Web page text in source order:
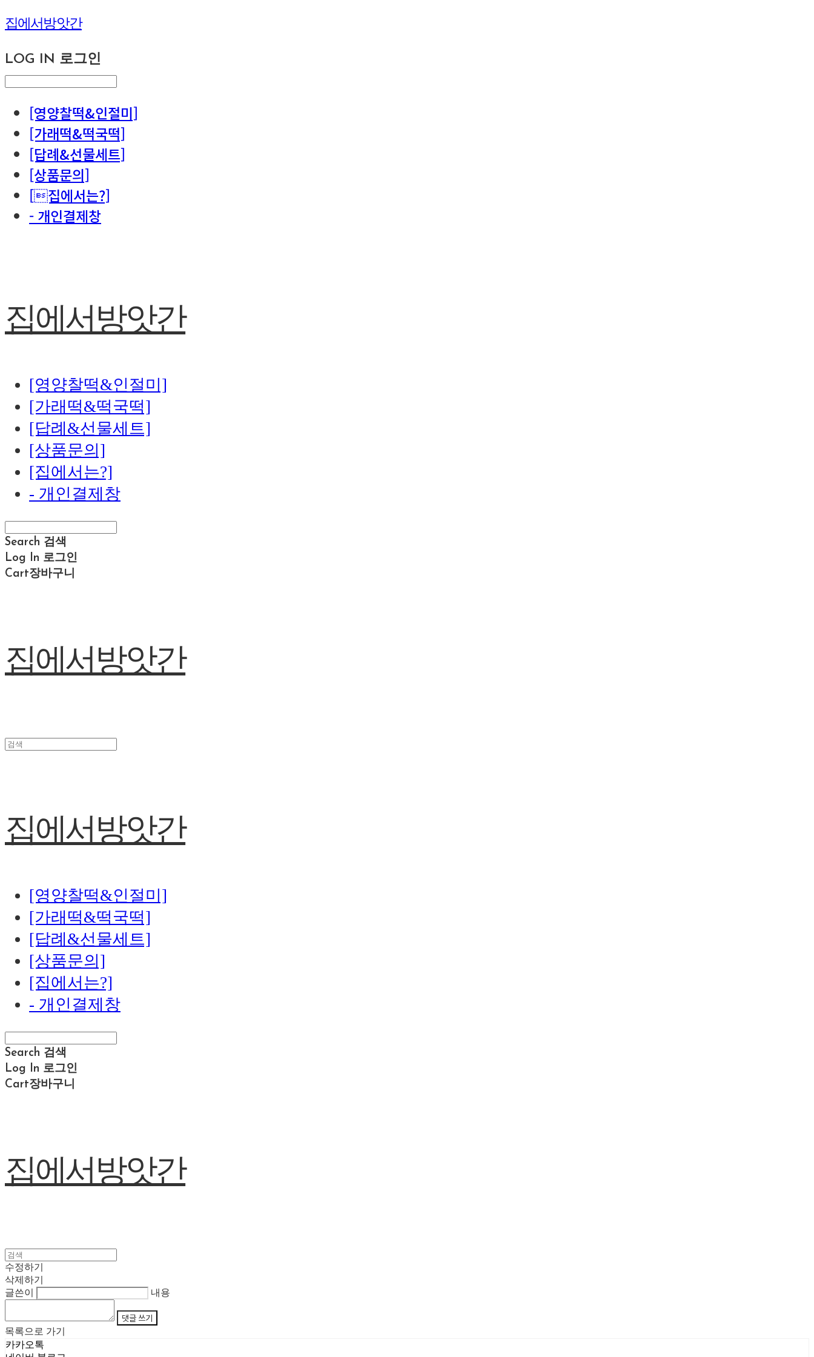
집에서방앗간
LOG IN 로그인
[영양찰떡&인절미]
[가래떡&떡국떡]
[답례&선물세트]
[상품문의]
[집에서는?]
- 개인결제창
집에서방앗간
[영양찰떡&인절미]
[가래떡&떡국떡]
[답례&선물세트]
[상품문의]
[집에서는?]
- 개인결제창
Search 검색
Log In 로그인
Cart장바구니
집에서방앗간
집에서방앗간
[영양찰떡&인절미]
[가래떡&떡국떡]
[답례&선물세트]
[상품문의]
[집에서는?]
- 개인결제창
Search 검색
Log In 로그인
Cart장바구니
집에서방앗간
수정하기
삭제하기
글쓴이
내용
댓글 쓰기
목록으로 가기
카카오톡